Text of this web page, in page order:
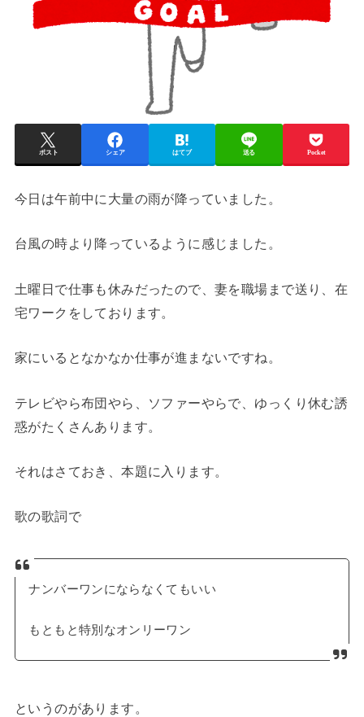
ポスト シェア はてブ 送る Pocket
今日は午前中に大量の雨が降っていました。
台風の時より降っているように感じました。
土曜日で仕事も休みだったので、妻を職場まで送り、在
宅ワークをしております。
家にいるとなかなか仕事が進まないですね。
テレビやら布団やら、ソファーやらで、ゆっくり休む誘
惑がたくさんあります。
それはさておき、本題に入ります。
歌の歌詞で
ナンバーワンにならなくてもいい
もともと特別なオンリーワン
というのがあります。